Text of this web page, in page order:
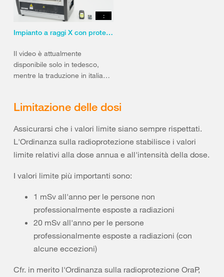
:
Impianto a raggi X con protezione totale: intensità di dose elevata interna, sicurezza esterna
Il video è attualmente
disponibile solo in tedesco,
mentre la traduzione in italiano
Limitazione delle dosi
Assicurarsi che i valori limite siano sempre rispettati.
L'Ordinanza sulla radioprotezione stabilisce i valori
limite relativi alla dose annua e all'intensità della dose.
I valori limite più importanti sono:
1 mSv all'anno per le persone non
professionalmente esposte a radiazioni
20 mSv all'anno per le persone
professionalmente esposte a radiazioni (con
alcune eccezioni)
Cfr. in merito l'Ordinanza sulla radioprotezione OraP,